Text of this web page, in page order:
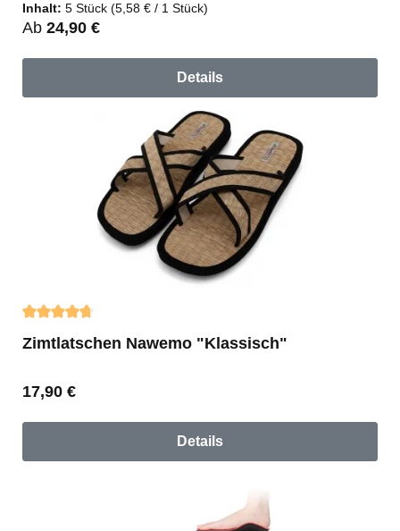
Inhalt: 5 Stück (5,58 € / 1 Stück)
Regulärer Preis:
Ab 24,90 €
Details
Durchschnittliche Bewertung von 4.76 von 5 Sternen
Zimtlatschen Nawemo "Klassisch"
Regulärer Preis:
17,90 €
Details